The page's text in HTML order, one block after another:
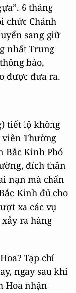
6 tháng
chức Chánh
sang giữ
nhất Trung
báo,
được đưa ra.
tiết lộ không
viên Thường
Bắc Kinh Phó
đích thân
nạn mà chấn
Kinh đủ cho
xa các vụ
ra hàng
Tạp chí
ngay sau khi
Hoa nhận